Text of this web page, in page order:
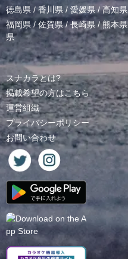
徳島県 /香川県 / 愛媛県/高知県
福岡県 / 佐賀県/長崎県 /熊本県
県
スナカラとは?
掲載希望の方はこちら
運営組織
プライバシーポリシー
お問い合わせ